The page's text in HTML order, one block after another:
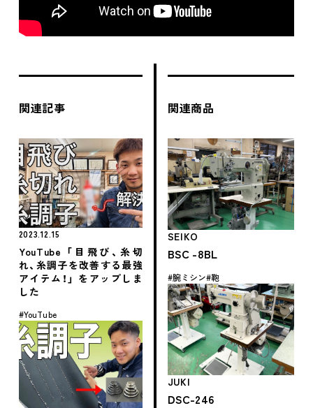
関連記事
2023.12.15
YouTube 「目飛び、糸切
れ、糸調子を改善する最強
アイテム！」 をアップしま
した
YouTube
関連商品
SEIKO
BSC -8BL
腕ミシン 鞄
JUKI
DSC-246